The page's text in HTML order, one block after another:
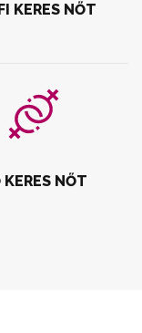
KERES NŐT
KERES NŐT